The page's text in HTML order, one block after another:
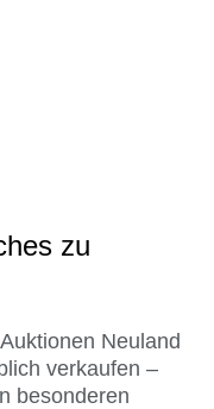
zu
Neuland
verkaufen –
besonderen